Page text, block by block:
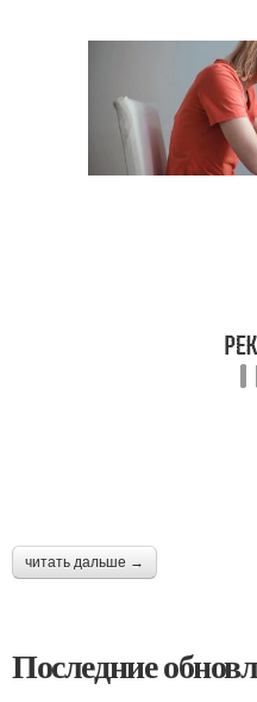
читать дальше →
Последние